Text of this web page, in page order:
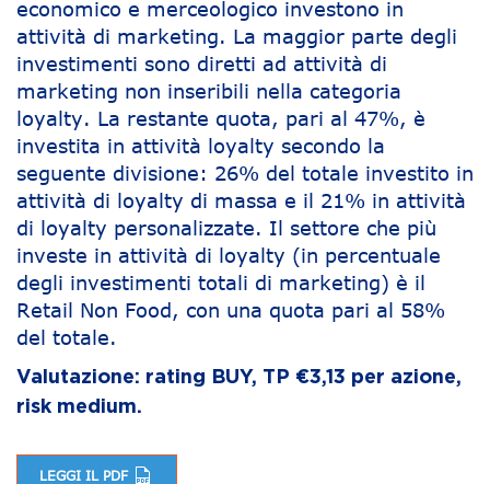
economico e merceologico investono in
attività di marketing. La maggior parte degli
investimenti sono diretti ad attività di
marketing non inseribili nella categoria
loyalty. La restante quota, pari al 47%, è
investita in attività loyalty secondo la
seguente divisione: 26% del totale investito in
attività di loyalty di massa e il 21% in attività
di loyalty personalizzate. Il settore che più
investe in attività di loyalty (in percentuale
degli investimenti totali di marketing) è il
Retail Non Food, con una quota pari al 58%
del totale.
Valutazione: rating BUY, TP €3,13 per azione,
risk medium.
LEGGI IL PDF